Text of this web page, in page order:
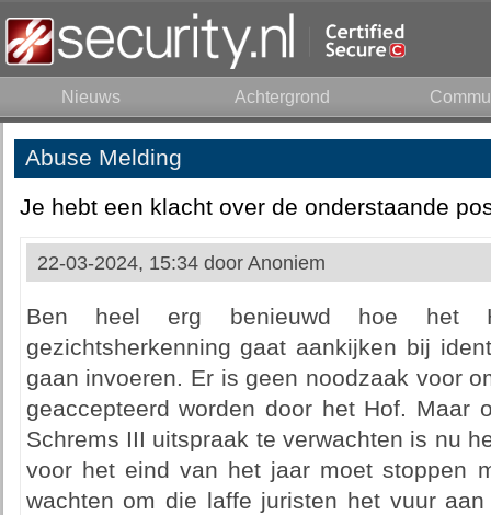
Nieuws Achtergrond
Abuse Melding
Je hebt een klacht over de onderstaande
22-03-2024, 15:34 door Anoniem
Ben heel erg benieuwd hoe het
gezichtsherkenning gaat aankijken bij
gaan invoeren. Er is geen noodzaak voor
geaccepteerd worden door het Hof. Maar
Schrems III uitspraak te verwachten is nu
voor het eind van het jaar moet stoppen
wachten om die laffe juristen het vuur